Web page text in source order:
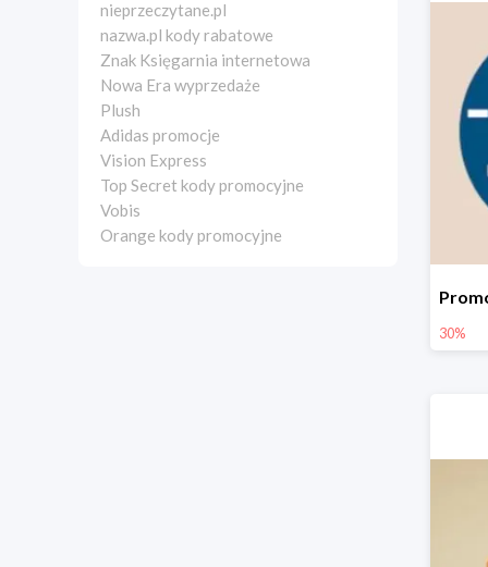
nieprzeczytane.pl
nazwa.pl kody rabatowe
Znak Księgarnia internetowa
Nowa Era wyprzedaże
Plush
Adidas promocje
Vision Express
Top Secret kody promocyjne
Vobis
Orange kody promocyjne
30%